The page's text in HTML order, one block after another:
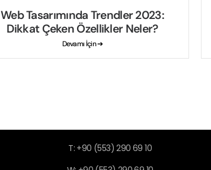
Web Tasarımında Trendler 2023:
Dikkat Çeken Özellikler Neler?
Devamı İçin ➔
T: +90 (553) 290 69 10